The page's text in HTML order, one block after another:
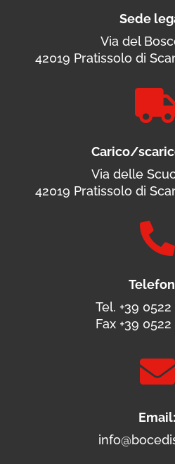
Sede
Via del
42019 Pratissolo di
Carico/
Via delle
42019 Pratissolo di

Tel. +39
Fax +39

Email: